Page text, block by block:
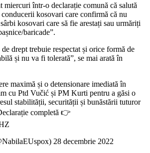
miercuri într-o declarație comună că salută
kosovari care confirmă că nu
kosovari care să fie arestați sau urmăriți
baricade”.
drept trebuie respectat și orice formă de
și nu va fi tolerată”, se mai arată în
și o detensionare imediată în
cu Ptd Vučić și PM Kurti pentru a găsi o
stabilității, securității și bunăstării tuturor
completă 👉
28 decembrie 2022